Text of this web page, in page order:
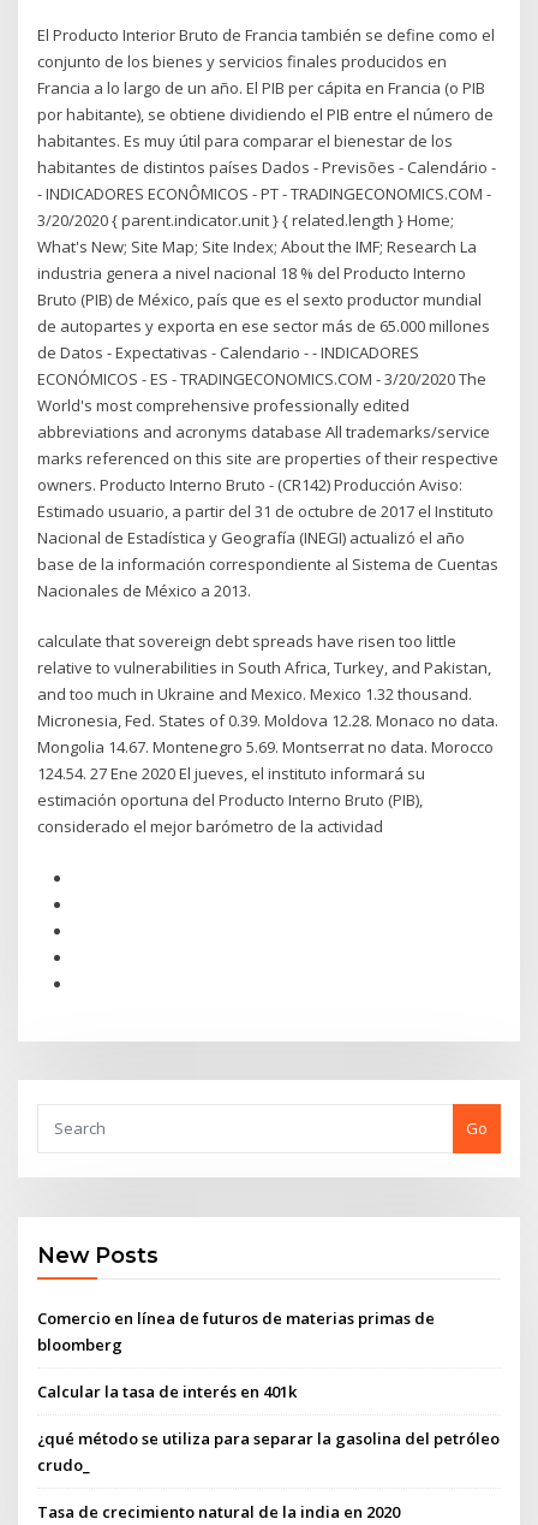
El Producto Interior Bruto de Francia también se define como el
conjunto de los bienes y servicios finales producidos en
Francia a lo largo de un año. El PIB per cápita en Francia (o PIB
por habitante), se obtiene dividiendo el PIB entre el número de
habitantes. Es muy útil para comparar el bienestar de los
habitantes de distintos países Dados - Previsões - Calendário -
- INDICADORES ECONÔMICOS - PT - TRADINGECONOMICS.COM -
3/20/2020 { parent.indicator.unit } { related.length } Home;
What's New; Site Map; Site Index; About the IMF; Research La
industria genera a nivel nacional 18 % del Producto Interno
Bruto (PIB) de México, país que es el sexto productor mundial
de autopartes y exporta en ese sector más de 65.000 millones
de Datos - Expectativas - Calendario - - INDICADORES
ECONÓMICOS - ES - TRADINGECONOMICS.COM - 3/20/2020 The
World's most comprehensive professionally edited
abbreviations and acronyms database All trademarks/service
marks referenced on this site are properties of their respective
owners. Producto Interno Bruto - (CR142) Producción Aviso:
Estimado usuario, a partir del 31 de octubre de 2017 el Instituto
Nacional de Estadística y Geografía (INEGI) actualizó el año
base de la información correspondiente al Sistema de Cuentas
Nacionales de México a 2013.
calculate that sovereign debt spreads have risen too little
relative to vulnerabilities in South Africa, Turkey, and Pakistan,
and too much in Ukraine and Mexico. Mexico 1.32 thousand.
Micronesia, Fed. States of 0.39. Moldova 12.28. Monaco no data.
Mongolia 14.67. Montenegro 5.69. Montserrat no data. Morocco
124.54. 27 Ene 2020 El jueves, el instituto informará su
estimación oportuna del Producto Interno Bruto (PIB),
considerado el mejor barómetro de la actividad
Go
New Posts
Comercio en línea de futuros de materias primas de
bloomberg
Calcular la tasa de interés en 401k
¿qué método se utiliza para separar la gasolina del petróleo
crudo_
Tasa de crecimiento natural de la india en 2020